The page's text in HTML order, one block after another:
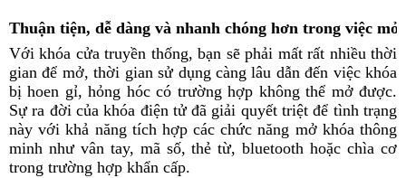
Thuận tiện, dễ dàng và nhanh chóng hơn trong việc
Với khóa cửa truyền thống, bạn sẽ phải mất rất nhiều thời
gian để mở, thời gian sử dụng càng lâu dẫn đến việc khóa
bị hoen gỉ, hỏng hóc có trường hợp không thể mở được.
Sự ra đời của khóa điện tử đã giải quyết triệt để tình trạng
này với khả năng tích hợp các chức năng mở khóa thông
minh như vân tay, mã số, thẻ từ, bluetooth hoặc chìa cơ
trong trường hợp khẩn cấp.